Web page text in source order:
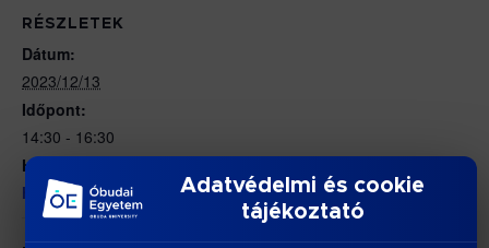
RÉSZLETEK
Dátum:
2023/12/13
Időpont:
14:30 - 16:30
Honlap:
https://bdi.uni-obuda.hu/doktori-cselekmenyek/
Adatvédelmi és cookie
tájékoztató